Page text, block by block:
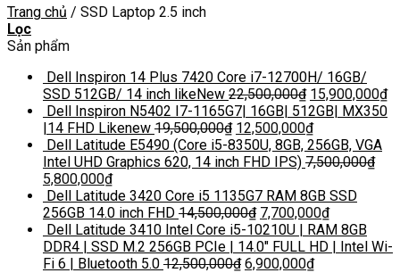
Trang chủ / SSD Laptop 2.5 inch
Lọc
Sản phẩm
Dell Inspiron 14 Plus 7420 Core i7-12700H/ 16GB/
SSD 512GB/ 14 inch likeNew 22,500,000₫ 15,900,000₫
Dell Inspiron N5402 I7-1165G7| 16GB| 512GB| MX350
|14 FHD Likenew 19,500,000₫ 12,500,000₫
Dell Latitude E5490 (Core i5-8350U, 8GB, 256GB, VGA
Intel UHD Graphics 620, 14 inch FHD IPS) 7,500,000₫
5,800,000₫
Dell Latitude 3420 Core i5 1135G7 RAM 8GB SSD
256GB 14.0 inch FHD 14,500,000₫ 7,700,000₫
Dell Latitude 3410 Intel Core i5-10210U | RAM 8GB
DDR4 | SSD M.2 256GB PCIe | 14.0″ FULL HD | Intel Wi-
Fi 6 | Bluetooth 5.0 12,500,000₫ 6,900,000₫